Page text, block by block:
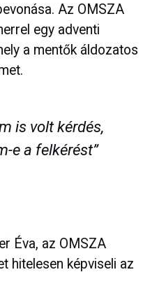
Az OMSZA
egy adventi
a mentők áldozatos
is volt kérdés,
e a felkérést”
Éva, az OMSZA
hitelesen képviseli az